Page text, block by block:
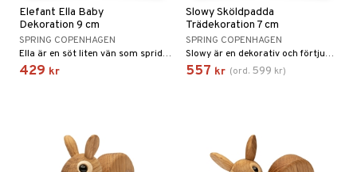
Elefant Ella Baby
Dekoration 9 cm
SPRING COPENHAGEN
Ella är en söt liten vän som sprider glädje i ditt hem. Figuren är en handgjord och handmonterad dekoration i ek och lönn, designad av duktiga Chresten Sommer.
429 kr
Slowy Sköldpadda
Trädekoration 7 cm
SPRING COPENHAGEN
Slowy är en dekorativ och förtjusande sköldpadda för ditt hem. Betrakta den fina formgivningen av sköldpaddan på nära håll när den vilar på en hylla eller ett skåp i ditt hem.
557 kr (ord. 599 kr)